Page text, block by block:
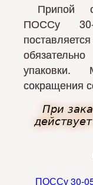
Припой
ПОССу
упаковки.
сокращения
При
ПОССу 30-